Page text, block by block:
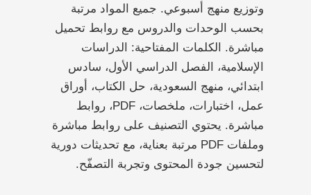
وتوزيع منهج أسبوعي. جميع المواد مرتبة
بحسب الوحدات والدروس مع روابط تحميل
مباشرة. الكلمات المفتاحية: الدراسات
الإسلامية، الفصل الدراسي الأول، سادس
ابتدائي، منهج السعودية، حل الكتاب، أوراق
عمل، اختبارات، ملخصات، PDF، روابط
مباشرة. يحتوي التصنيف على روابط مباشرة
وملفات PDF مرتبة بعناية، مع تحديثات دورية
لتحسين جودة المحتوى وتجربة التصفّح.